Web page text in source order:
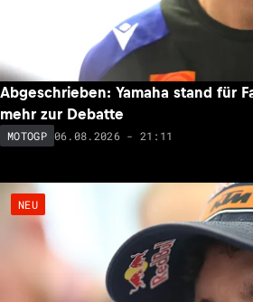
Abgeschrieben: Yamaha stand für
mehr zur Debatte
MOTOGP 06.08.2026 - 21:11
NEU